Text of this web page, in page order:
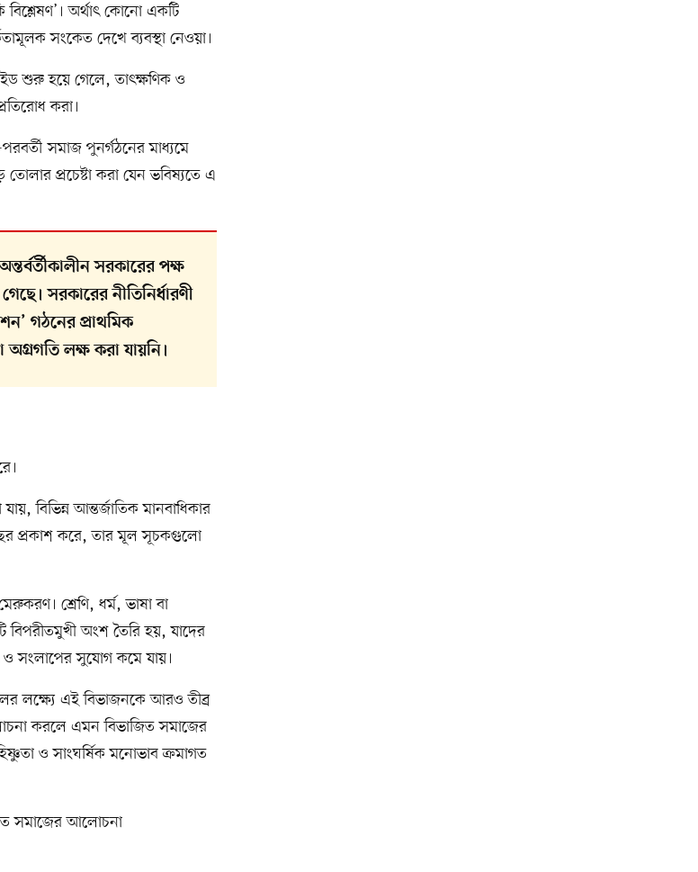
অর্থাৎ কোনো একটি
সংকেত দেখে ব্যবস্থা নেওয়া।
শুরু হয়ে গেলে, তাৎক্ষণিক ও
করা।
সমাজ পুনর্গঠনের মাধ্যমে
প্রচেষ্টা করা যেন ভবিষ্যতে এ
সরকারের পক্ষ
সরকারের নীতিনির্ধারণী
গঠনের প্রাথমিক
লক্ষ করা যায়নি।
বিভিন্ন আন্তর্জাতিক মানবাধিকার
প্রকাশ করে, তার মূল সূচকগুলো
শ্রেণি, ধর্ম, ভাষা বা
বিপরীতমুখী অংশ তৈরি হয়, যাদের
সংলাপের সুযোগ কমে যায়।
লক্ষ্যে এই বিভাজনকে আরও তীব্র
করলে এমন বিভাজিত সমাজের
ও সাংঘর্ষিক মনোভাব ক্রমাগত
সমাজের আলোচনা